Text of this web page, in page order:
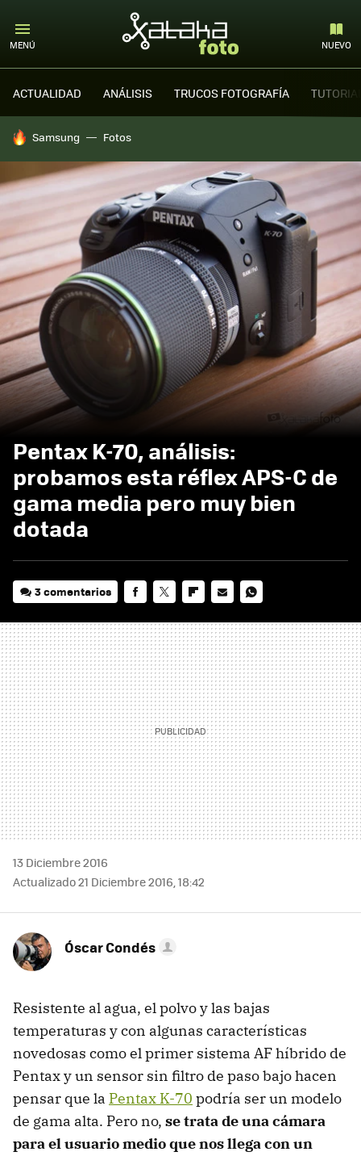
MENÚ NUEVO
ACTUALIDAD ANÁLISIS TRUCOS FOTOGRAFÍA
HOY SE HABLA DE
Samsung Fotos
Pentax K-70, análisis:
probamos esta réflex APS-C de
gama media pero muy bien
dotada
3 comentarios
MAIL
13 Diciembre 2016
Actualizado 21 Diciembre 2016, 18:42
Óscar Condés
Resistente al agua, el polvo y las bajas
temperaturas y con algunas características
novedosas como el primer sistema AF híbrido de
Pentax y un sensor sin filtro de paso bajo hacen
pensar que la Pentax K-70 podría ser un modelo
de gama alta. Pero no, se trata de una cámara
para el usuario medio que nos llega con un